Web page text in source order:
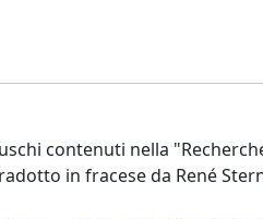
contenuti nella
in fracese da René